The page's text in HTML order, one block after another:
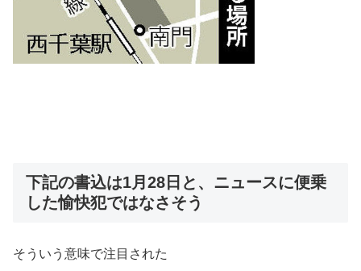
下記の書込は1月28日と、ニュースに便乗
した愉快犯ではなさそう
そういう意味で注目された